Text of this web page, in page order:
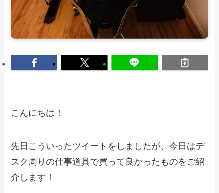
こんにちは！
先日こういったツイートをしましたが、今日はデ
スク周りの仕事道具で買って良かったものをご紹
介します！